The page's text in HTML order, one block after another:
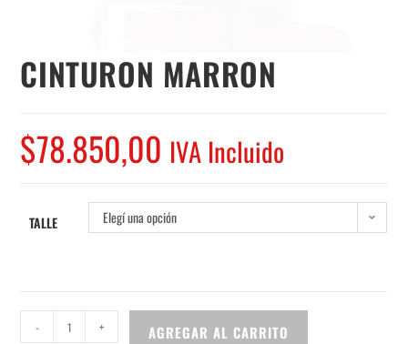
CINTURON MARRON
$78.850,00 IVA Incluido
TALLE Elegí una opción
- + AGREGAR AL CARRITO